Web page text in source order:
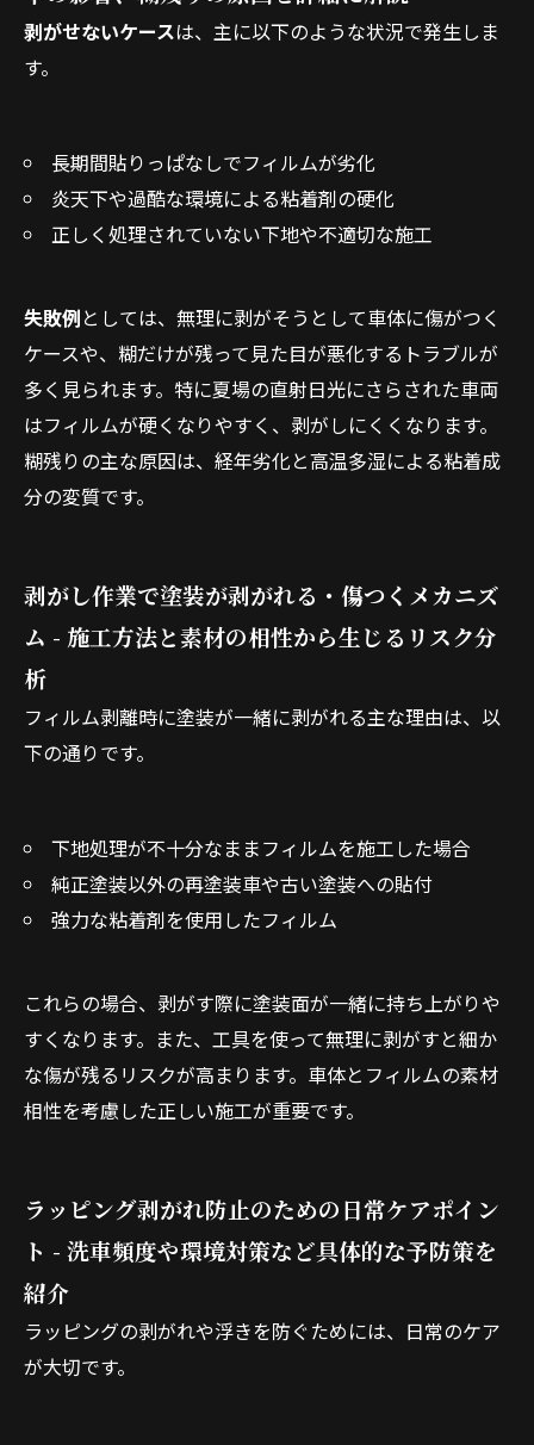
剥がせないケースは、主に以下のような状況で発生しま
す。
長期間貼りっぱなしでフィルムが劣化
炎天下や過酷な環境による粘着剤の硬化
正しく処理されていない下地や不適切な施工
失敗例としては、無理に剥がそうとして車体に傷がつく
ケースや、糊だけが残って見た目が悪化するトラブルが
多く見られます。特に夏場の直射日光にさらされた車両
はフィルムが硬くなりやすく、剥がしにくくなります。
糊残りの主な原因は、経年劣化と高温多湿による粘着成
分の変質です。
剥がし作業で塗装が剥がれる・傷つくメカニズ
ム - 施工方法と素材の相性から生じるリスク分
析
フィルム剥離時に塗装が一緒に剥がれる主な理由は、以
下の通りです。
下地処理が不十分なままフィルムを施工した場合
純正塗装以外の再塗装車や古い塗装への貼付
強力な粘着剤を使用したフィルム
これらの場合、剥がす際に塗装面が一緒に持ち上がりや
すくなります。また、工具を使って無理に剥がすと細か
な傷が残るリスクが高まります。車体とフィルムの素材
相性を考慮した正しい施工が重要です。
ラッピング剥がれ防止のための日常ケアポイン
ト - 洗車頻度や環境対策など具体的な予防策を
紹介
ラッピングの剥がれや浮きを防ぐためには、日常のケア
が大切です。